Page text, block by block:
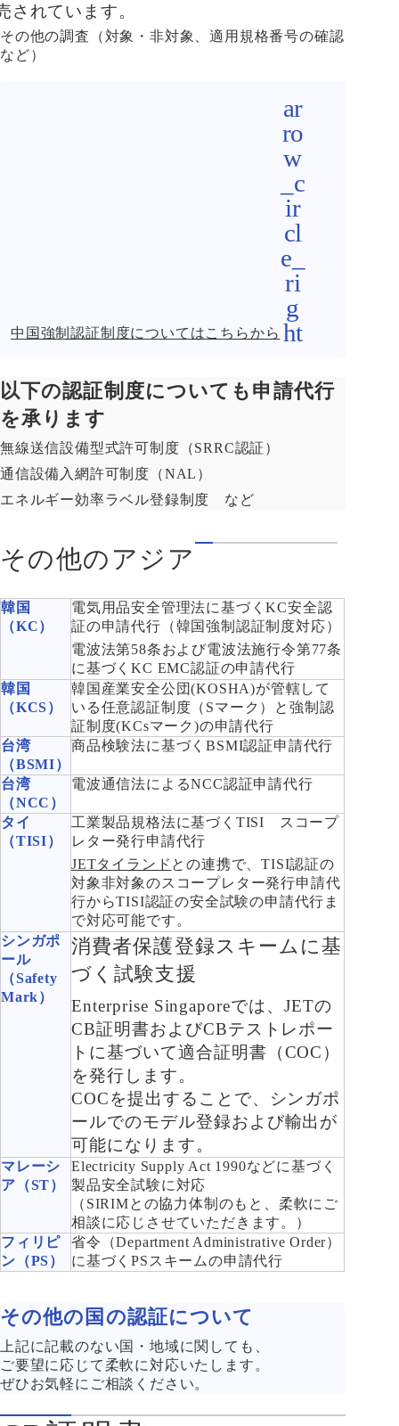
されています。
その他の調査（対象・非対象、適用規格番号の確認
など）
中国強制認証制度についてはこちらから
以下の認証制度についても申請代行
を承ります
無線送信設備型式許可制度（SRRC認証）
通信設備入網許可制度（NAL）
エネルギー効率ラベル登録制度 など
その他のアジア
韓国
（KC）
電気用品安全管理法に基づくKC安全認
証の申請代行（韓国強制認証制度対応）
電波法第58条および電波法施行令第77条
に基づくKC EMC認証の申請代行
韓国
（KCS）
韓国産業安全公団(KOSHA)が管轄して
いる任意認証制度（Sマーク）と強制認
証制度(KCsマーク)の申請代行
台湾
（BSMI）
商品検験法に基づくBSMI認証申請代行
台湾
（NCC）
電波通信法によるNCC認証申請代行
タイ
（TISI）
工業製品規格法に基づくTISI スコープ
レター発行申請代行
JETタイランド との連携で、TISI認証の
対象非対象のスコープレター発行申請代
行からTISI認証の安全試験の申請代行ま
で対応可能です。
シンガポ
ール
（Safety
Mark）
消費者保護登録スキームに基
づく試験支援
Enterprise Singaporeでは、JETの
CB証明書およびCBテストレポー
トに基づいて適合証明書（COC）
を発行します。
COCを提出することで、シンガポ
ールでのモデル登録および輸出が
可能になります。
マレーシ
ア（ST）
Electricity Supply Act 1990などに基づく
製品安全試験に対応
（SIRIMとの協力体制のもと、柔軟にご
相談に応じさせていただきます。）
フィリピ
ン（PS）
省令（Department Administrative Order）
に基づくPSスキームの申請代行
その他の国の認証について
上記に記載のない国・地域に関しても、
ご要望に応じて柔軟に対応いたします。
ぜひお気軽にご相談ください。